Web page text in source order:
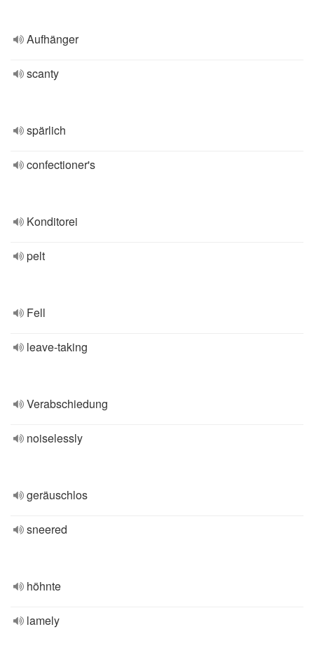
Aufhänger
scanty
spärlich
confectioner's
Konditorei
pelt
Fell
leave-taking
Verabschiedung
noiselessly
geräuschlos
sneered
höhnte
lamely